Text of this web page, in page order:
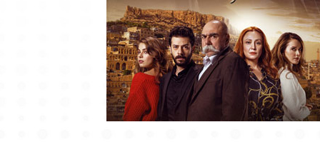
74 серия
75 серия
78 серия
79 серия
82 серия
83 серия
86 серия
87 серия